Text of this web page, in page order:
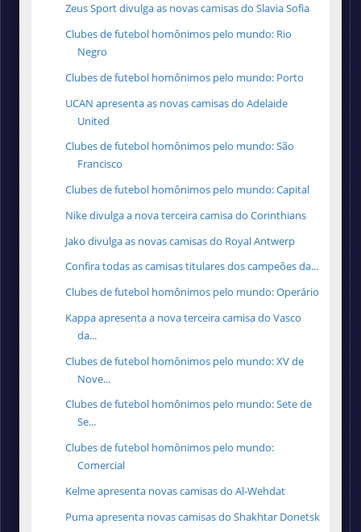
Zeus Sport divulga as novas camisas do Slavia Sofia
Clubes de futebol homônimos pelo mundo: Rio
Negro
Clubes de futebol homônimos pelo mundo: Porto
UCAN apresenta as novas camisas do Adelaide
United
Clubes de futebol homônimos pelo mundo: São
Francisco
Clubes de futebol homônimos pelo mundo: Capital
Nike divulga a nova terceira camisa do Corinthians
Jako divulga as novas camisas do Royal Antwerp
Confira todas as camisas titulares dos campeões da...
Clubes de futebol homônimos pelo mundo: Operário
Kappa apresenta a nova terceira camisa do Vasco
da...
Clubes de futebol homônimos pelo mundo: XV de
Nove...
Clubes de futebol homônimos pelo mundo: Sete de
Se...
Clubes de futebol homônimos pelo mundo:
Comercial
Kelme apresenta novas camisas do Al-Wehdat
Puma apresenta novas camisas do Shakhtar Donetsk